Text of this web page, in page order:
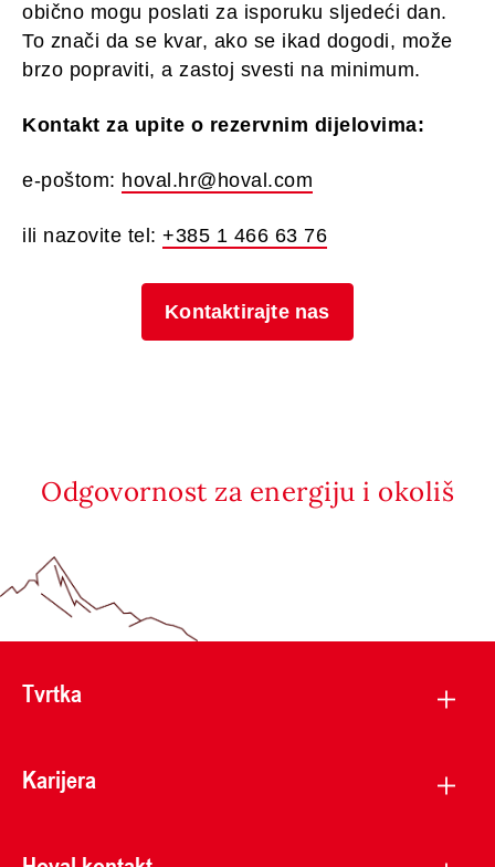
obično mogu poslati za isporuku sljedeći dan.
To znači da se kvar, ako se ikad dogodi, može
brzo popraviti, a zastoj svesti na minimum.
Kontakt za upite o rezervnim dijelovima:
e-poštom: hoval.hr@hoval.com
ili nazovite tel: +385 1 466 63 76
Kontaktirajte nas
Odgovornost za energiju i okoliš
Tvrtka
Karijera